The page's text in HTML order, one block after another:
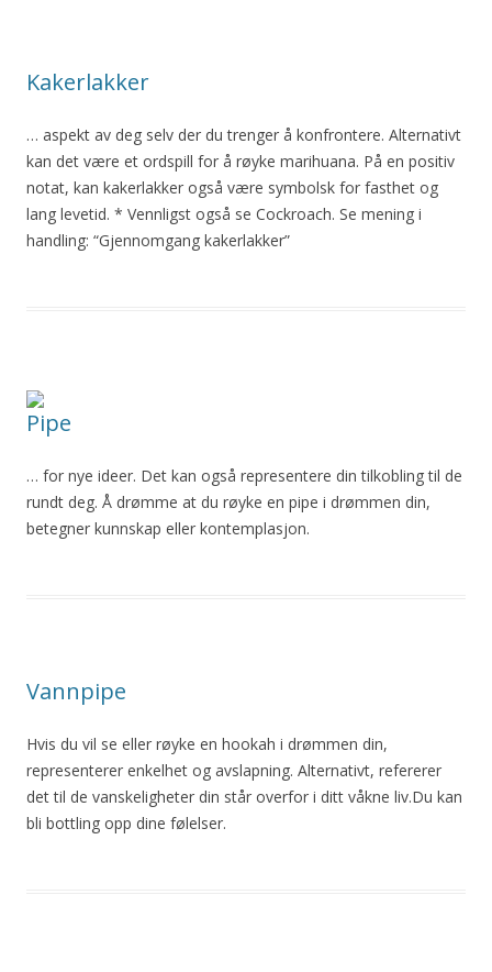
Kakerlakker
… aspekt av deg selv der du trenger å konfrontere. Alternativt
kan det være et ordspill for å røyke marihuana. På en positiv
notat, kan kakerlakker også være symbolsk for fasthet og
lang levetid. * Vennligst også se Cockroach. Se mening i
handling: “Gjennomgang kakerlakker”
Pipe
… for nye ideer. Det kan også representere din tilkobling til de
rundt deg. Å drømme at du røyke en pipe i drømmen din,
betegner kunnskap eller kontemplasjon.
Vannpipe
Hvis du vil se eller røyke en hookah i drømmen din,
representerer enkelhet og avslapning. Alternativt, refererer
det til de vanskeligheter din står overfor i ditt våkne liv.Du kan
bli bottling opp dine følelser.